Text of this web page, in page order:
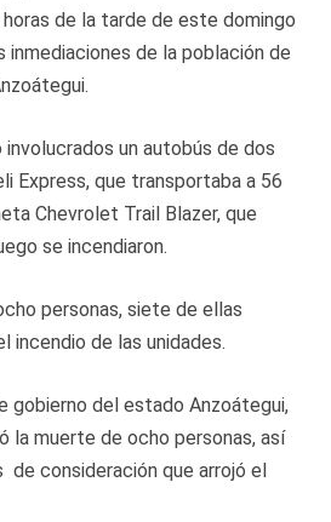
de la tarde de este domingo
inmediaciones de la población de
un autobús de dos
Express, que transportaba a 56
Chevrolet Trail Blazer, que
se incendiaron.
personas, siete de ellas
incendio de las unidades.
gobierno del estado Anzoátegui,
la muerte de ocho personas, así
consideración que arrojó el